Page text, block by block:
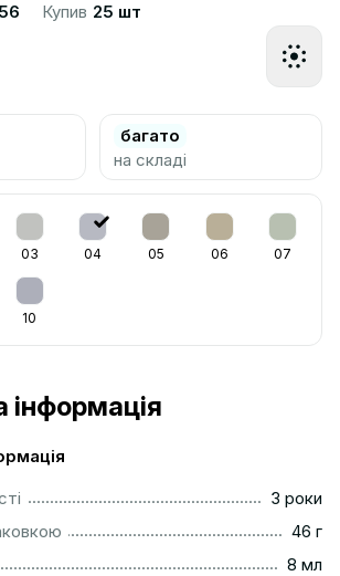
Купив 25 шт
багато
на складі
03 04 05 06 07
10
3 роки
46 г
8 мл